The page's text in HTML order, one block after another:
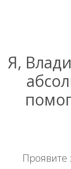
Я,
Проявите